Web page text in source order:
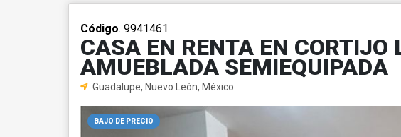
Código. 9941461
CASA EN RENTA EN CORTIJO
AMUEBLADA SEMIEQUIPADA
Guadalupe, Nuevo León, México
BAJO DE PRECIO